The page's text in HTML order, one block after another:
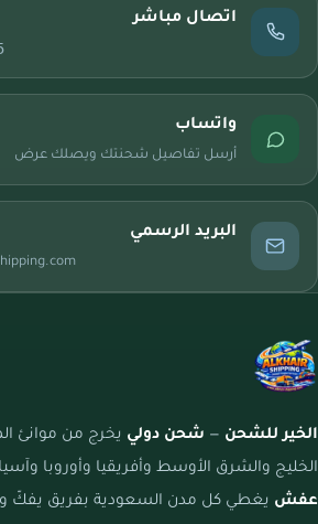
اتصال مباشر
واتساب
أرسل تفاصيل شحنتك ويصلك عرض
البريد الرسمي
الخير للشحن — شحن دولي يخرج من موانئ
الخليج والشرق الأوسط وأفريقيا وأوروبا وآسيا
عفش يغطي كل مدن السعودية بفريق يفكّ